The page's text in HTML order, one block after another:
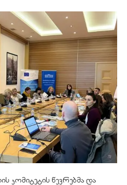
კომიტეტის წევრებმა და